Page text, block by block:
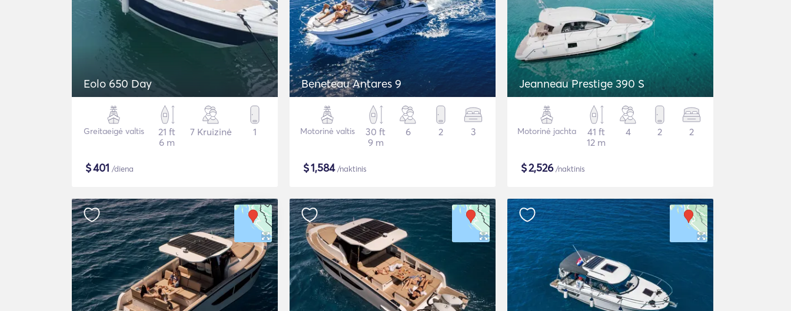
Eolo 650 Day
Greitaeigė valtis
21 ft
6 m
7 Kruizinė 1
$401 /diena
Beneteau Antares 9
Motorinė valtis
30 ft
9 m
6 2 3
$1,584/naktinis
Jeanneau Prestige 390 S
Motorinė jachta
41 ft
12 m
4 2 2
$2,526/naktinis